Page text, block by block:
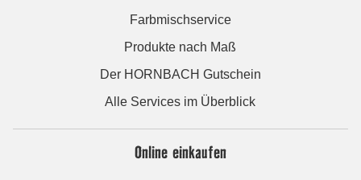
Farbmischservice
Produkte nach Maß
Der HORNBACH Gutschein
Alle Services im Überblick
Online einkaufen